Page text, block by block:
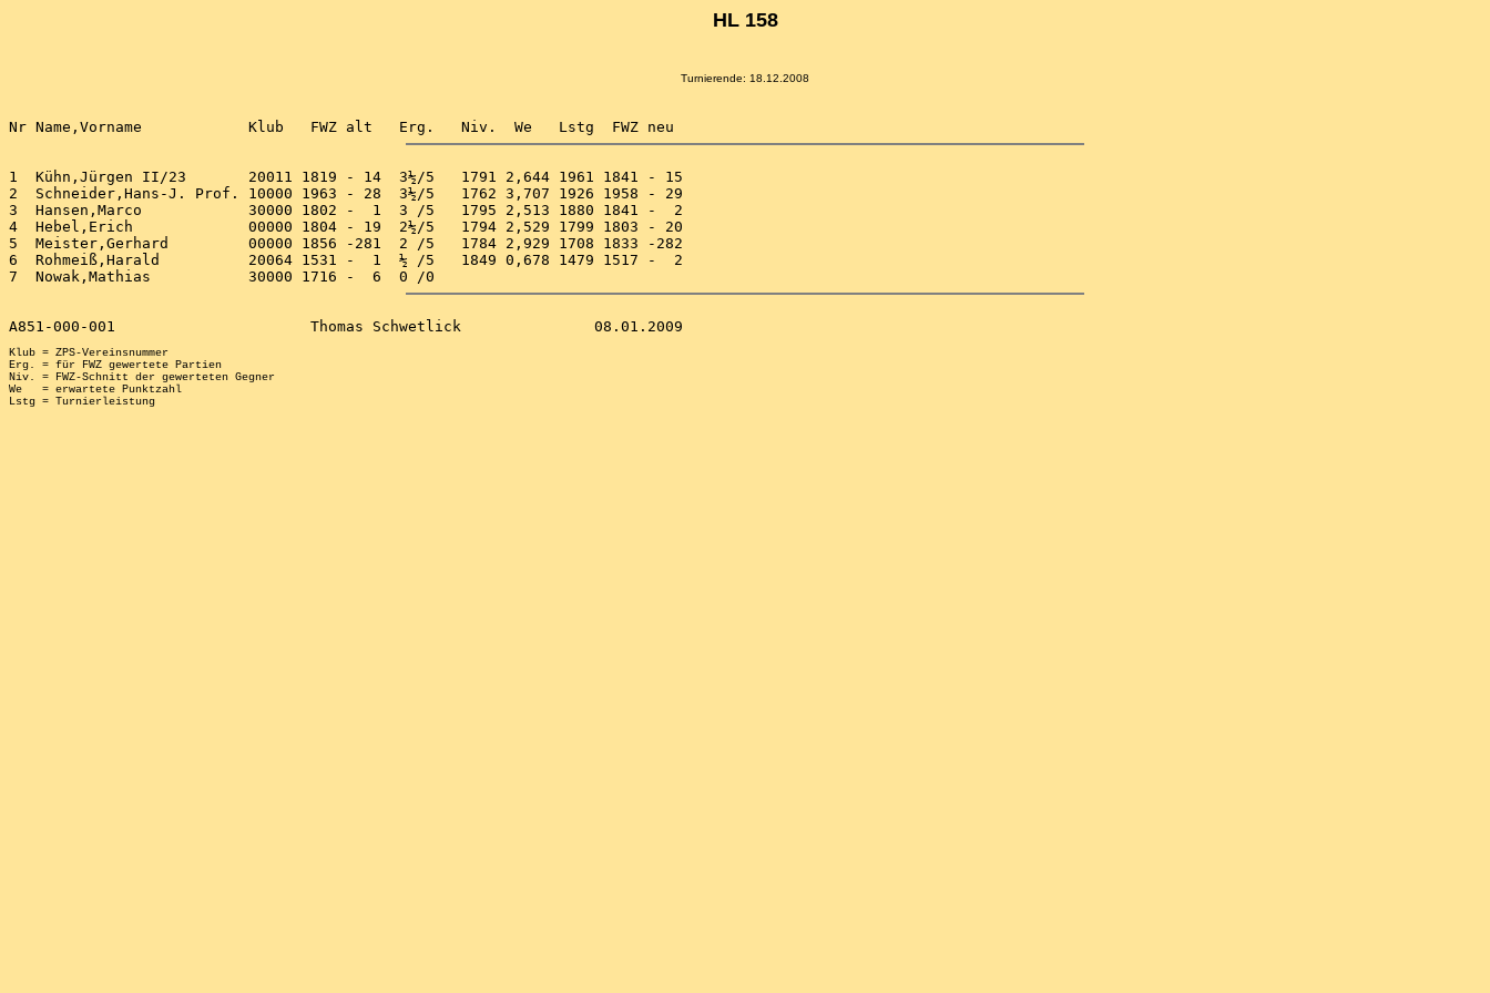
HL 158
Turnierende: 18.12.2008
1  Kühn,Jürgen II/23       20011 1819 - 14  3½/5   1791 2,644 1961 1841 - 15
2  Schneider,Hans-J. Prof. 10000 1963 - 28  3½/5   1762 3,707 1926 1958 - 29
3  Hansen,Marco            30000 1802 -  1  3 /5   1795 2,513 1880 1841 -  2
4  Hebel,Erich             00000 1804 - 19  2½/5   1794 2,529 1799 1803 - 20
5  Meister,Gerhard         00000 1856 -281  2 /5   1784 2,929 1708 1833 -282
6  Rohmeiß,Harald          20064 1531 -  1  ½ /5   1849 0,678 1479 1517 -  2
Klub = ZPS-Vereinsnummer
Erg. = für FWZ gewertete Partien
Niv. = FWZ-Schnitt der gewerteten Gegner
We   = erwartete Punktzahl